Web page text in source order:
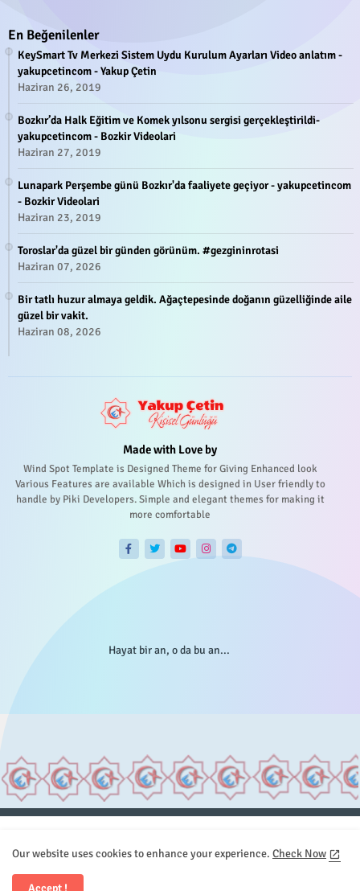
En Beğenilenler
KeySmart Tv Merkezi Sistem Uydu Kurulum Ayarları Video anlatım -
yakupcetincom - Yakup Çetin
Haziran 26, 2019
Bozkır’da Halk Eğitim ve Komek yılsonu sergisi gerçekleştirildi-
yakupcetincom - Bozkir Videolari
Haziran 27, 2019
Lunapark Perşembe günü Bozkır'da faaliyete geçiyor - yakupcetincom
- Bozkir Videolari
Haziran 23, 2019
Toroslar'da güzel bir günden görünüm. #gezgininrotasi
Haziran 07, 2026
Bir tatlı huzur almaya geldik. Ağaçtepesinde doğanın güzelliğinde aile
güzel bir vakit.
Haziran 08, 2026
Made with Love by
Wind Spot Template is Designed Theme for Giving Enhanced look
Various Features are available Which is designed in User friendly to
handle by Piki Developers. Simple and elegant themes for making it
more comfortable
Hayat bir an, o da bu an...
Sitemap
İletişim
Our website uses cookies to enhance your experience. Check Now
Accept !